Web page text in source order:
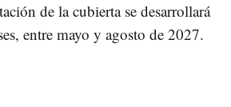
de la cubierta se desarrollará
entre mayo y agosto de 2027.